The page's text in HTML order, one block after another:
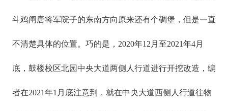
斗鸡闸唐将军院子的东南方向原来还有个碉堡，但是一直
不清楚具体的位置。巧的是，2020年12月至2021年4月
底，鼓楼校区北园中央大道两侧人行道进行开挖改造，编
者在2021年1月底注意到，就在中央大道西侧人行道往物